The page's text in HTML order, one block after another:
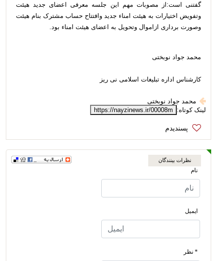
گفتنی است:از مصوبات مهم این جلسه معرفی اعضای جدید هیئت
وتفویض اختیارات به هیئت امناء جدید وافتتاح حساب مشترک بنام هیئت
وصورت برداری ازاموال وتحویل به اعضای هیئت امناء بود.
محمد جواد نوبختی
کارشناس اداره تبلیغات اسلامی نی ریز
محمد جواد نوبختی
لینک کوتاه:
https://nayzinews.ir/00008m
نظرات بینندگان
نام
ایمیل
* نظر